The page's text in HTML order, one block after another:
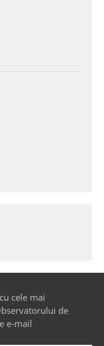
cele mai
de
e-mail